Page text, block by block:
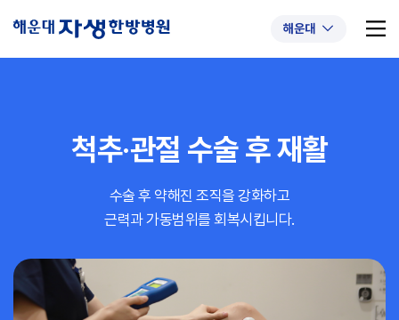
해운대
추천 검색어 #초음파약침 #척추압박골절
#교통사고후유증 #허리디스크
#추나요법
척추·관절 수술 후 재활
수술 후 약해진 조직을 강화하고
근력과 가동범위를 회복시킵니다.